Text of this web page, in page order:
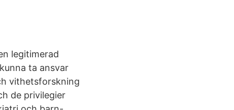
legitimerad
ta ansvar
vithetsforskning
de privilegier